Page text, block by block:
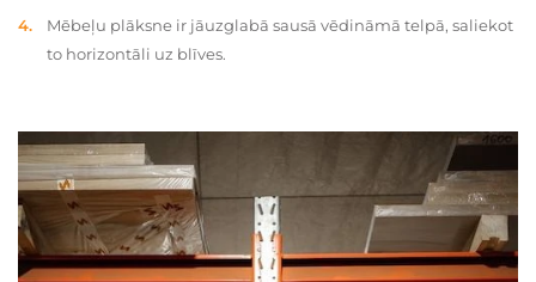
Mēbeļu plāksne ir jāuzglabā sausā vēdināmā telpā, saliekot
to horizontāli uz blīves.